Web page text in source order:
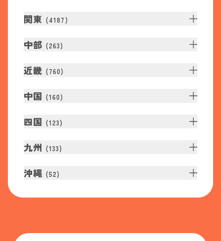
関東 (4187 )
中部 (263)
近畿 (760)
中国 (160)
四国 (123)
九州 (133)
沖縄 (52)